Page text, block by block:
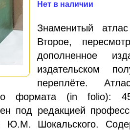
Нет в наличии
Знаменитый
Второе,
дополненное
издательском
переплёте.
формата (in folio):
под редакцией
Ю.М. Шокальского.